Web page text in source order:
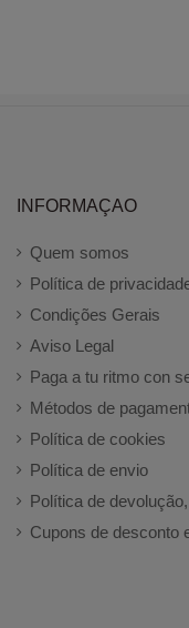
INFORMAÇAO
Quem somos
Política de
Condições Gerais
Aviso Legal
Paga a tu ritmo con
Métodos de
Política de cookies
Política de envio
Política de
Cupons de desconto